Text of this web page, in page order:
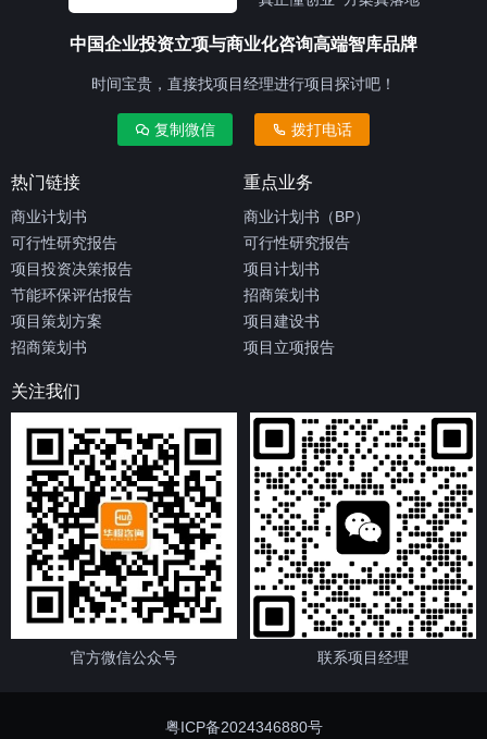
中国企业投资立项与商业化咨询高端智库品牌
时间宝贵，直接找项目经理进行项目探讨吧！
复制微信 拨打电话
热门链接
商业计划书
可行性研究报告
项目投资决策报告
节能环保评估报告
项目策划方案
招商策划书
重点业务
商业计划书（BP）
可行性研究报告
项目计划书
招商策划书
项目建设书
项目立项报告
关注我们
官方微信公众号 联系项目经理
粤ICP备2024346880号